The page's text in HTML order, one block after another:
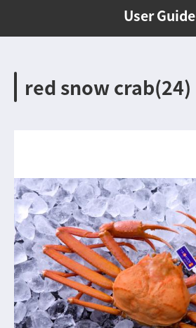
User Guide
red snow crab(24)